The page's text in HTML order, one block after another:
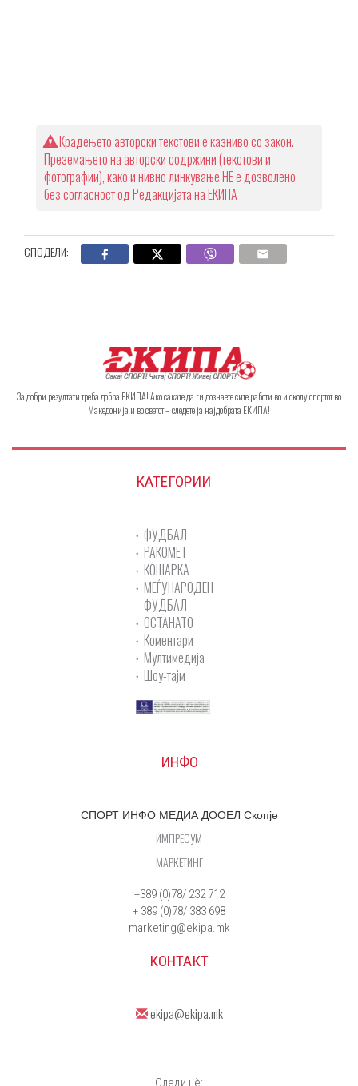
Крадењето авторски текстови е казниво со закон.
Преземањето на авторски содржини (текстови и
фотографии), како и нивно линкување НЕ е дозволено
без согласност од Редакцијата на ЕКИПА
СПОДЕЛИ:
За добри резултати треба добра ЕКИПА! Ако сакате да ги дознаете сите работи во и околу спортот во
Македонија и во светот – следете ја најдобрата ЕКИПА!
КАТЕГОРИИ
ФУДБАЛ
РАКОМЕТ
КОШАРКА
МЕЃУНАРОДЕН
ФУДБАЛ
ОСТАНАТО
Коментари
Мултимедија
Шоу-тајм
ИНФО
СПОРТ ИНФО МЕДИА ДООЕЛ Скопје
ИМПРЕСУМ
МАРКЕТИНГ
+389 (0)78/ 232 712
+ 389 (0)78/ 383 698
marketing@ekipa.mk
КОНТАКТ
ekipa@ekipa.mk
Следи нè: